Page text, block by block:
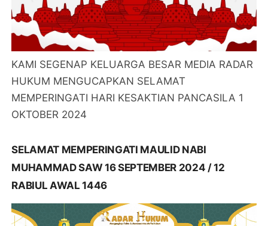
KAMI SEGENAP KELUARGA BESAR MEDIA RADAR
HUKUM MENGUCAPKAN SELAMAT
MEMPERINGATI HARI KESAKTIAN PANCASILA 1
OKTOBER 2024
SELAMAT MEMPERINGATI MAULID NABI
MUHAMMAD SAW 16 SEPTEMBER 2024 / 12
RABIUL AWAL 1446